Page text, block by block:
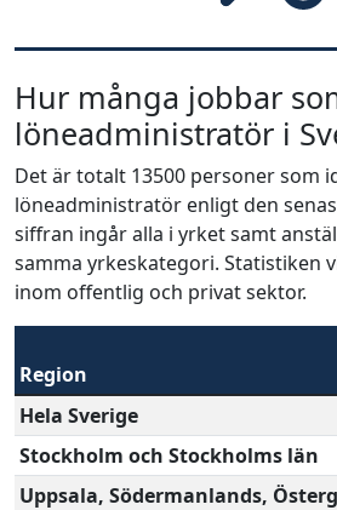
Hur många jobbar
löneadministratör i
Det är totalt 13500 personer som
löneadministratör enligt den
siffran ingår alla i yrket samt
samma yrkeskategori. Statistiken
inom offentlig och privat sektor.
Region
Hela Sverige
Stockholm och Stockholms län
Uppsala, Södermanlands,